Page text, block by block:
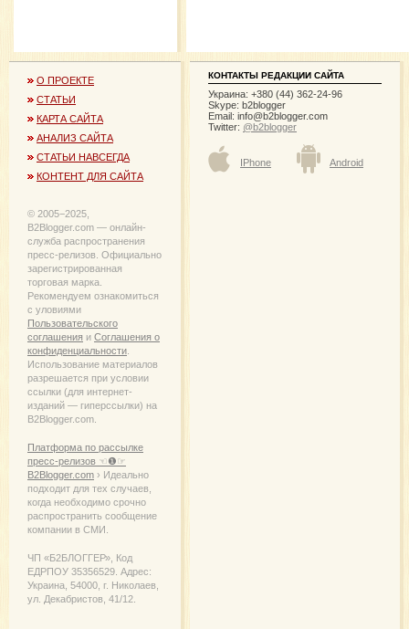
О ПРОЕКТЕ
СТАТЬИ
КАРТА САЙТА
АНАЛИЗ САЙТА
СТАТЬИ НАВСЕГДА
КОНТЕНТ ДЛЯ САЙТА
© 2005−2025,
B2Blogger.com — онлайн-
служба распространения
пресс-релизов. Официально
зарегистрированная
торговая марка.
Рекомендуем ознакомиться
с уловиями
Пользовательского
соглашения и Соглашения о
конфиденциальности.
Использование материалов
разрешается при условии
ссылки (для интернет-
изданий — гиперссылки) на
B2Blogger.com.
Платформа по рассылке
пресс-релизов ☜❶☞
B2Blogger.com › Идеально
подходит для тех случаев,
когда необходимо срочно
распространить сообщение
компании в СМИ.
ЧП «Б2БЛОГГЕР», Код
ЕДРПОУ 35356529. Адрес:
Украина, 54000, г. Николаев,
ул. Декабристов, 41/12.
КОНТАКТЫ РЕДАКЦИИ САЙТА
Украина: +380 (44) 362-24-96
Skype: b2blogger
Email: info@b2blogger.com
Twitter: @b2blogger
IPhone Android